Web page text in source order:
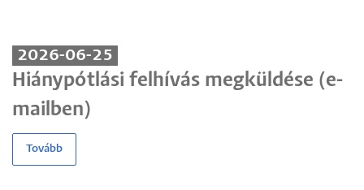
2026-06-25
Hiánypótlási felhívás megküldése (e-
mailben)
Tovább